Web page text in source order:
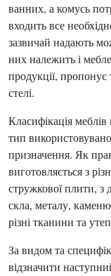
ванних, а комусь
входить все
зазвичай надають
них належить і
продукції,
стелі.
Класифікація
тип
призначення. Як
виготовляється з
стружкової плити, з
скла, металу,
різні тканини та
За видом та
відзначити